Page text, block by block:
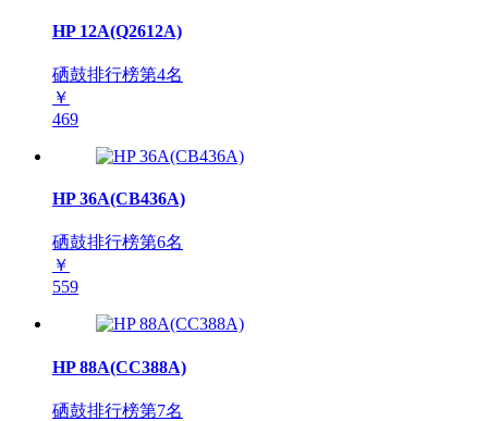
HP 12A(Q2612A)
硒鼓排行榜第4名
￥
469
HP 36A(CB436A)
硒鼓排行榜第6名
￥
559
HP 88A(CC388A)
硒鼓排行榜第7名